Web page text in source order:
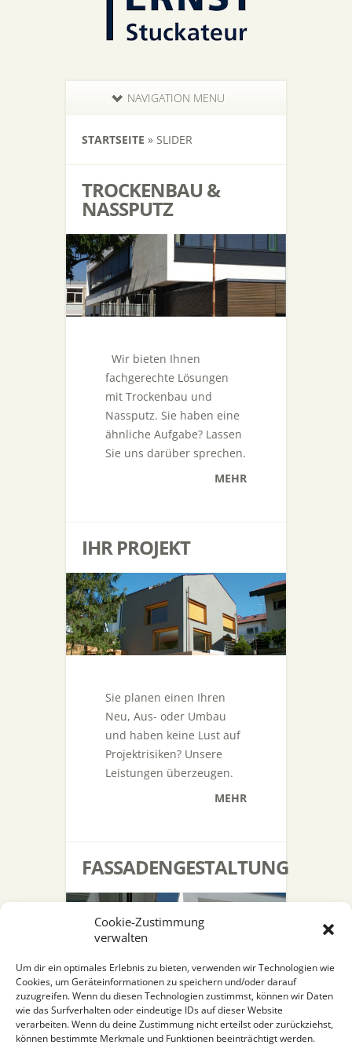
Cookie-Zustimmung
verwalten
Um dir ein optimales Erlebnis zu bieten, verwenden wir Technologien wie
Cookies, um Geräteinformationen zu speichern und/oder darauf
zuzugreifen. Wenn du diesen Technologien zustimmst, können wir Daten
wie das Surfverhalten oder eindeutige IDs auf dieser Website
verarbeiten. Wenn du deine Zustimmung nicht erteilst oder zurückziehst,
können bestimmte Merkmale und Funktionen beeinträchtigt werden.
NAVIGATION MENU
STARTSEITE » SLIDER
TROCKENBAU &
NASSPUTZ
Wir bieten Ihnen
fachgerechte Lösungen
mit Trockenbau und
Nassputz. Sie haben eine
ähnliche Aufgabe? Lassen
Sie uns darüber sprechen.
MEHR
IHR PROJEKT
Sie planen einen Ihren
Neu, Aus- oder Umbau
und haben keine Lust auf
Projektrisiken? Unsere
Leistungen überzeugen.
MEHR
FASSADENGESTALTUNG
Ihr Projekt soll genau so
strahlen? Sehen Sie sich